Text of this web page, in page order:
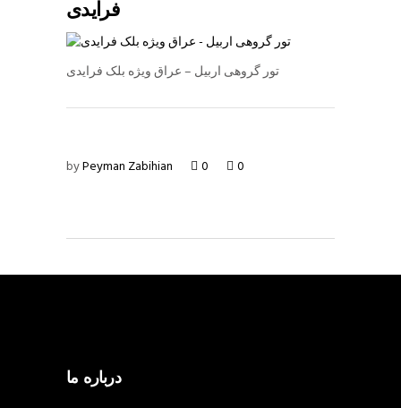
فرایدی
تور گروهی اربیل – عراق ویژه بلک فرایدی
byPeyman Zabihian 0 0
درباره ما